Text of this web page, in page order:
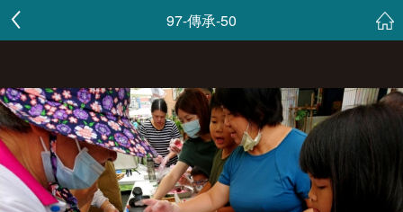
97-傳承-50